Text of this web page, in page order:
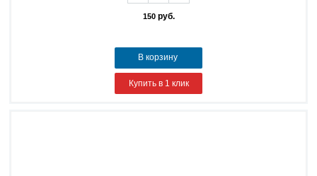
150руб.
В корзину
Купить в 1 клик